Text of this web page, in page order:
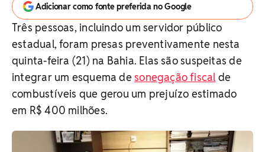
Adicionar como fonte preferida no Google
Três pessoas, incluindo um servidor público
estadual, foram presas preventivamente nesta
quinta-feira (21) na Bahia. Elas são suspeitas de
integrar um esquema desonegação fiscal de
combustíveis que gerou um prejuízo estimado
em R$ 400 milhões.